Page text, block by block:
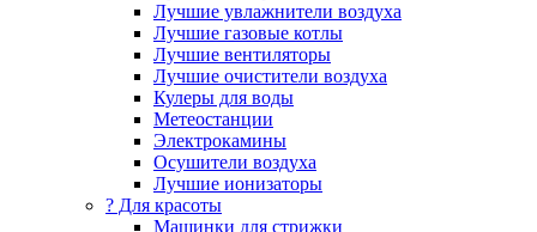
Лучшие увлажнители воздуха
Лучшие газовые котлы
Лучшие вентиляторы
Лучшие очистители воздуха
Кулеры для воды
Метеостанции
Электрокамины
Осушители воздуха
Лучшие ионизаторы
? Для красоты
Машинки для стрижки